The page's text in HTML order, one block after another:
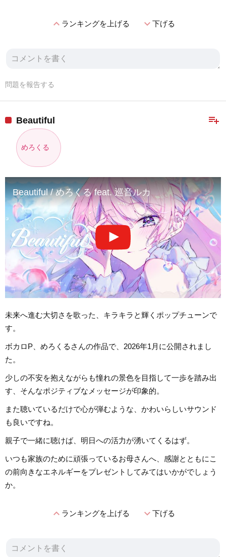
expand_lessランキングを上げる expand_more下げる
問題を報告する
playlist_add
Beautiful
めろくる
Beautiful / めろくる feat. 巡音ルカ
未来へ進む大切さを歌った、キラキラと輝くポップチューンで
す。
ボカロP、めろくるさんの作品で、2026年1月に公開されまし
た。
少しの不安を抱えながらも憧れの景色を目指して一歩を踏み出
す、そんなポジティブなメッセージが印象的。
また聴いているだけで心が弾むような、かわいらしいサウンド
も良いですね。
親子で一緒に聴けば、明日への活力が湧いてくるはず。
いつも家族のために頑張っているお母さんへ、感謝とともにこ
の前向きなエネルギーをプレゼントしてみてはいかがでしょう
か。
expand_lessランキングを上げる expand_more下げる